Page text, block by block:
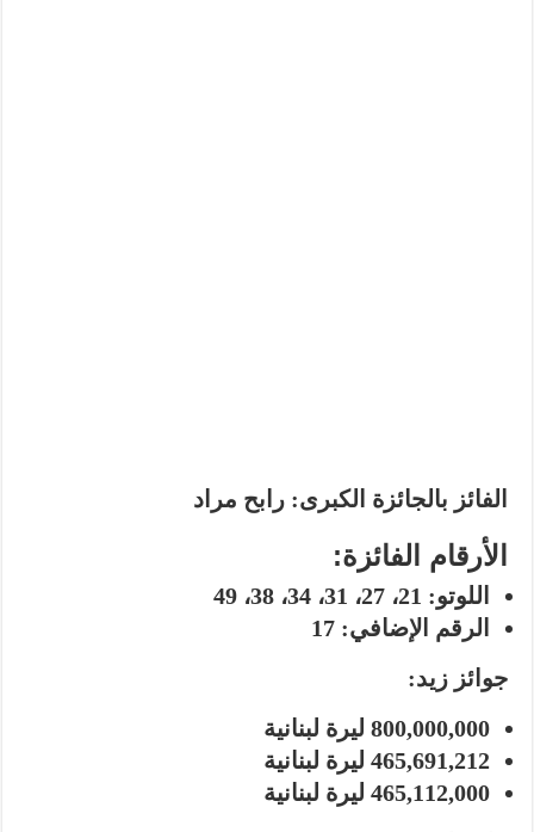
الفائز بالجائزة الكبرى: رابح مراد
الأرقام الفائزة:
اللوتو:
الرقم الإضافي: 17
جوائز زيد:
800,000,000 ليرة لبنانية
465,691,212 ليرة لبنانية
465,112,000 ليرة لبنانية